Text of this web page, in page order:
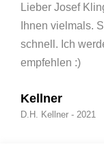
Lieber Josef
Ihnen vielmals.
schnell. Ich
empfehlen :)
Kellner
D.H. Kellner - 2021